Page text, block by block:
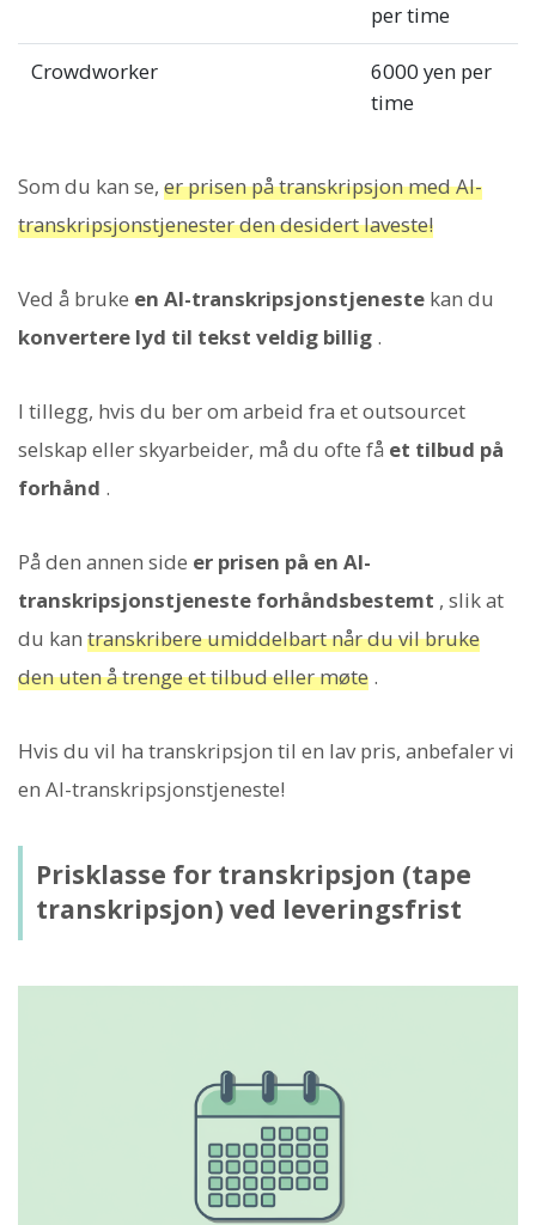
per time
Crowdworker
6000 yen per
time
Som du kan se, er prisen på transkripsjon med AI-
transkripsjonstjenester den desidert laveste!
Ved å bruke en AI-transkripsjonstjeneste kan du
konvertere lyd til tekst veldig billig .
I tillegg, hvis du ber om arbeid fra et outsourcet
selskap eller skyarbeider, må du ofte få et tilbud på
forhånd .
På den annen side er prisen på en AI-
transkripsjonstjeneste forhåndsbestemt , slik at
du kan transkribere umiddelbart når du vil bruke
den uten å trenge et tilbud eller møte .
Hvis du vil ha transkripsjon til en lav pris, anbefaler vi
en AI-transkripsjonstjeneste!
Prisklasse for transkripsjon (tape
transkripsjon) ved leveringsfrist